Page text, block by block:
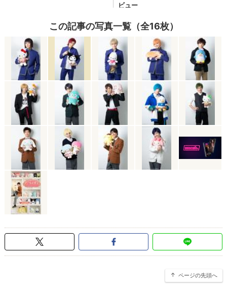
この記事の写真一覧（全16枚）
ページの先頭へ